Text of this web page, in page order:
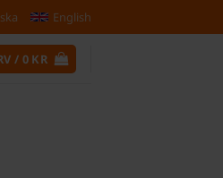
English
/ 0 KR